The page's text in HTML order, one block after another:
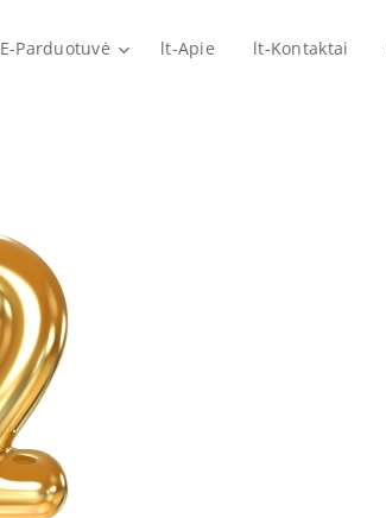
Parduotuvė lt-Apie lt-Kontaktai